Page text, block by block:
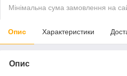
Мінімальна сума замовлення на
Опис Характеристики
Опис